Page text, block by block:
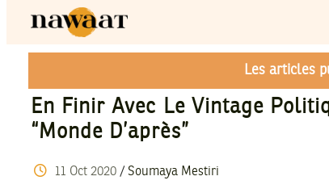
Les articles
En Finir Avec Le Vintage
“monde D’après”
11 Oct 2020/ Soumaya Mestiri